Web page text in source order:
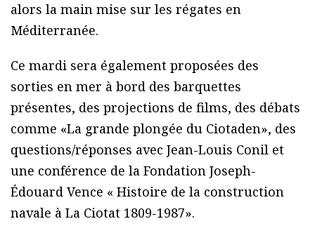
alors la main mise sur les régates en
Méditerranée.
Ce mardi sera également proposées des
sorties en mer à bord des barquettes
présentes, des projections de films, des débats
comme «La grande plongée du Ciotaden», des
questions/réponses avec Jean-Louis Conil et
une conférence de la Fondation Joseph-
Édouard Vence « Histoire de la construction
navale à La Ciotat 1809-1987».